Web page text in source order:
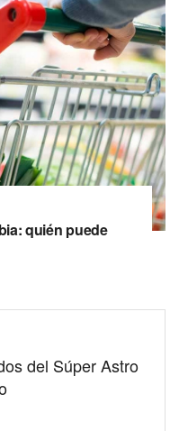
quién puede
del Súper Astro